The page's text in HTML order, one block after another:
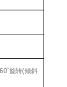
旋转(倾斜